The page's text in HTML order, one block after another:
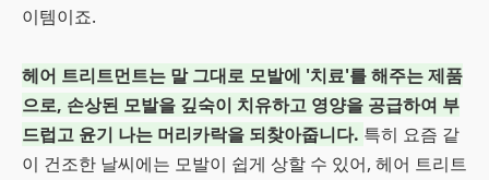
이템이죠.
헤어 트리트먼트는 말 그대로 모발에 '치료'를 해주는 제품
으로, 손상된 모발을 깊숙이 치유하고 영양을 공급하여 부
드럽고 윤기 나는 머리카락을 되찾아줍니다. 특히 요즘 같
이 건조한 날씨에는 모발이 쉽게 상할 수 있어, 헤어 트리트